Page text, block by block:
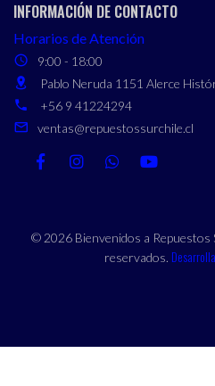
INFORMACIÓN DE CONTACTO
Horarios de Atención
9:00 - 18:00
Pablo Neruda 1151 Alerce
+56 9 41224294
ventas@repuestossurchile.cl
© 2026 Bienvenidos a Repuestos
reservados.